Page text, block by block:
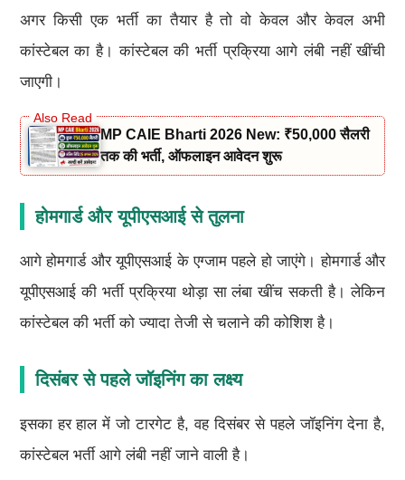
अगर किसी एक भर्ती का तैयार है तो वो केवल और केवल अभी
कांस्टेबल का है। कांस्टेबल की भर्ती प्रक्रिया आगे लंबी नहीं खींची
जाएगी।
MP CAIE Bharti 2026 New: ₹50,000 सैलरी
तक की भर्ती, ऑफलाइन आवेदन शुरू
होमगार्ड और यूपीएसआई से तुलना
आगे होमगार्ड और यूपीएसआई के एग्जाम पहले हो जाएंगे। होमगार्ड और
यूपीएसआई की भर्ती प्रक्रिया थोड़ा सा लंबा खींच सकती है। लेकिन
कांस्टेबल की भर्ती को ज्यादा तेजी से चलाने की कोशिश है।
दिसंबर से पहले जॉइनिंग का लक्ष्य
इसका हर हाल में जो टारगेट है, वह दिसंबर से पहले जॉइनिंग देना है,
कांस्टेबल भर्ती आगे लंबी नहीं जाने वाली है।